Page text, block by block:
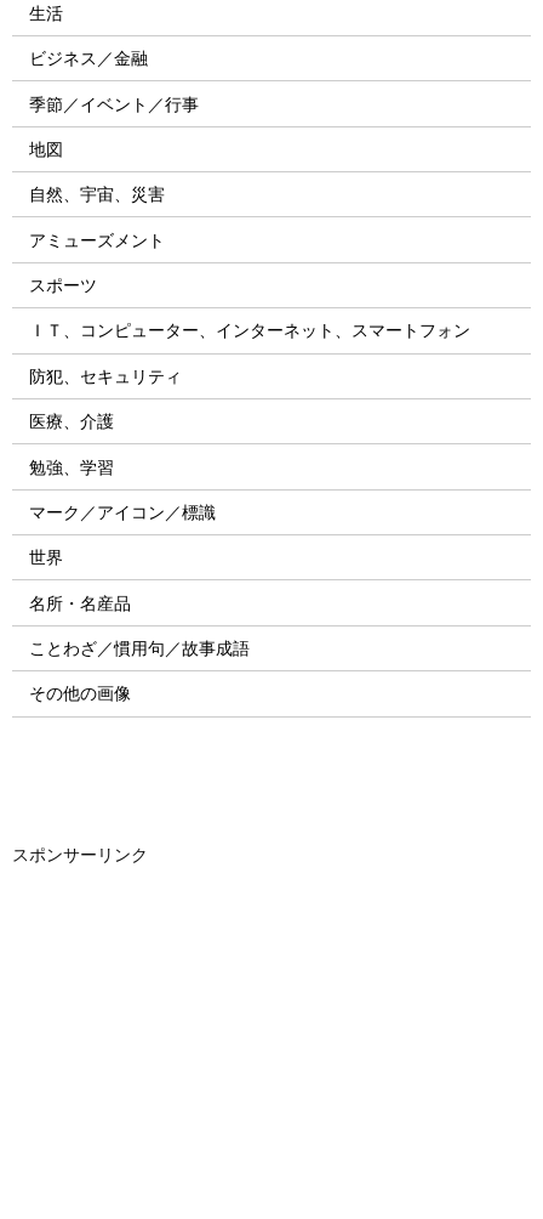
生活
ビジネス／金融
季節／イベント／行事
地図
自然、宇宙、災害
アミューズメント
スポーツ
ＩＴ、コンピューター、インターネット、スマートフォン
防犯、セキュリティ
医療、介護
勉強、学習
マーク／アイコン／標識
世界
名所・名産品
ことわざ／慣用句／故事成語
その他の画像
スポンサーリンク